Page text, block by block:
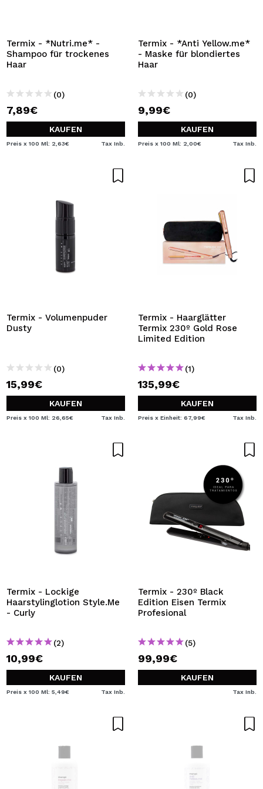
Termix - *Nutri.me* -
Shampoo für trockenes
Haar
(0)
7,89€
KAUFEN
Preis x 100 Ml: 2,63€ Tax Inb.
Termix - *Anti Yellow.me*
- Maske für blondiertes
Haar
(0)
9,99€
KAUFEN
Preis x 100 Ml: 2,00€ Tax Inb.
Termix - Volumenpuder
Dusty
(0)
15,99€
KAUFEN
Preis x 100 Ml: 26,65€ Tax Inb.
Termix - Haarglätter
Termix 230º Gold Rose
Limited Edition
(1)
135,99€
KAUFEN
Preis x Einheit: 67,99€ Tax Inb.
Termix - Lockige
Haarstylinglotion Style.Me
- Curly
(2)
10,99€
KAUFEN
Preis x 100 Ml: 5,49€ Tax Inb.
Termix - 230º Black
Edition Eisen Termix
Profesional
(5)
99,99€
KAUFEN
Tax Inb.